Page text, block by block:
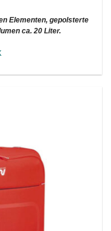
Elementen, gepolsterte
ca. 20 Liter.